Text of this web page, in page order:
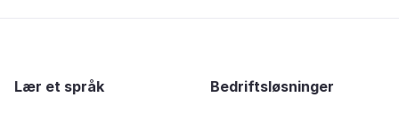
Lær et språk Bedriftsløsninger